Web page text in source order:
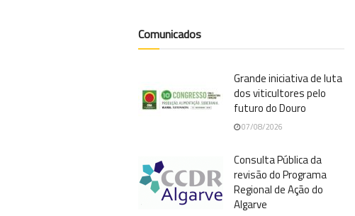
Comunicados
Grande iniciativa de luta
dos viticultores pelo
futuro do Douro
07/08/2026
Consulta Pública da
revisão do Programa
Regional de Ação do
Algarve